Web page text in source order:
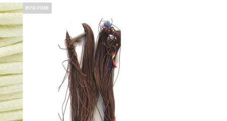
ИЗЧЕРПАН